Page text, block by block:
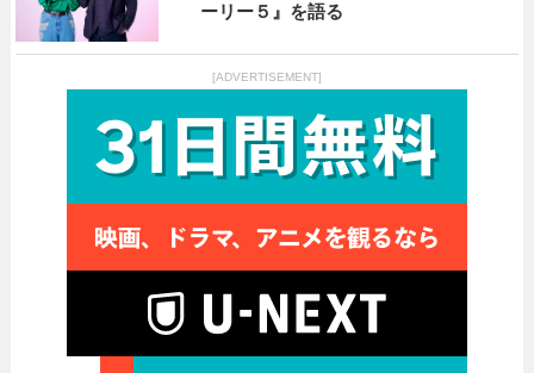
ーリー５』を語る
[ADVERTISEMENT]